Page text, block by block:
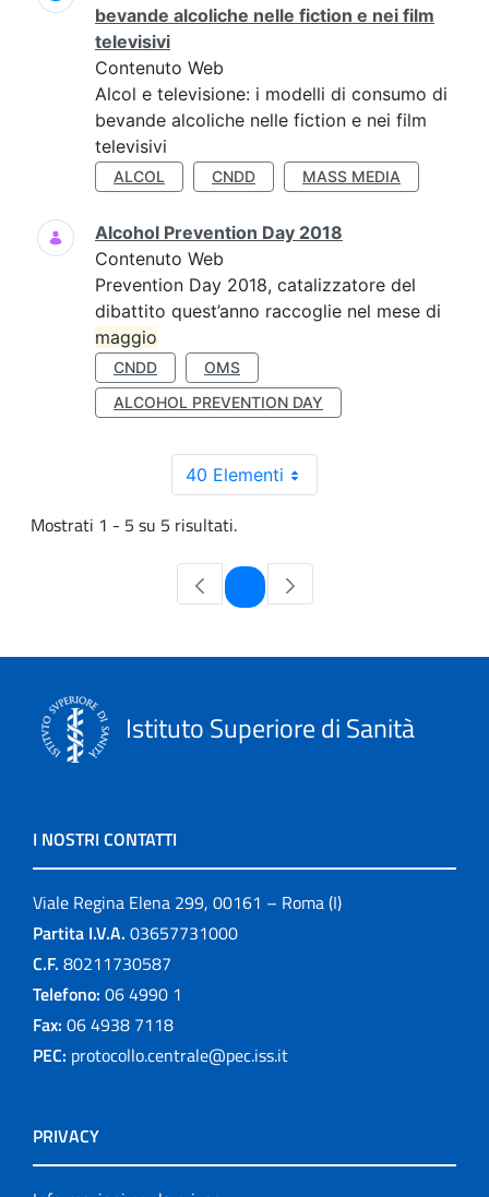
bevande alcoliche nelle fiction e nei film
televisivi
Contenuto Web
Alcol e televisione: i modelli di consumo di
bevande alcoliche nelle fiction e nei film
televisivi
ALCOL CNDD MASS MEDIA
Alcohol Prevention Day 2018
Contenuto Web
Prevention Day 2018, catalizzatore del
dibattito quest’anno raccoglie nel mese di
maggio
CNDD
OMS
ALCOHOL PREVENTION DAY
40 Elementi
Mostrati 1 - 5 su 5 risultati.
Pagina
Istituto Superiore di Sanità
I NOSTRI CONTATTI
Viale Regina Elena 299, 00161 – Roma (I)
Partita I.V.A. 03657731000
C.F. 80211730587
Telefono: 06 4990 1
Fax: 06 4938 7118
PEC: protocollo.centrale@pec.iss.it
PRIVACY